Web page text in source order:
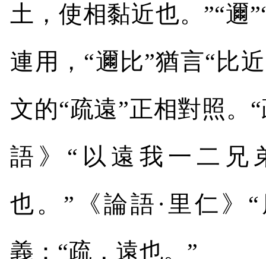
土，使相黏近也。”“邇
連用，“邇比”猶言“比
文的“疏遠”正相對照。
語》“以遠我一二兄
也。”《論語·里仁》
義：“疏，遠也。”